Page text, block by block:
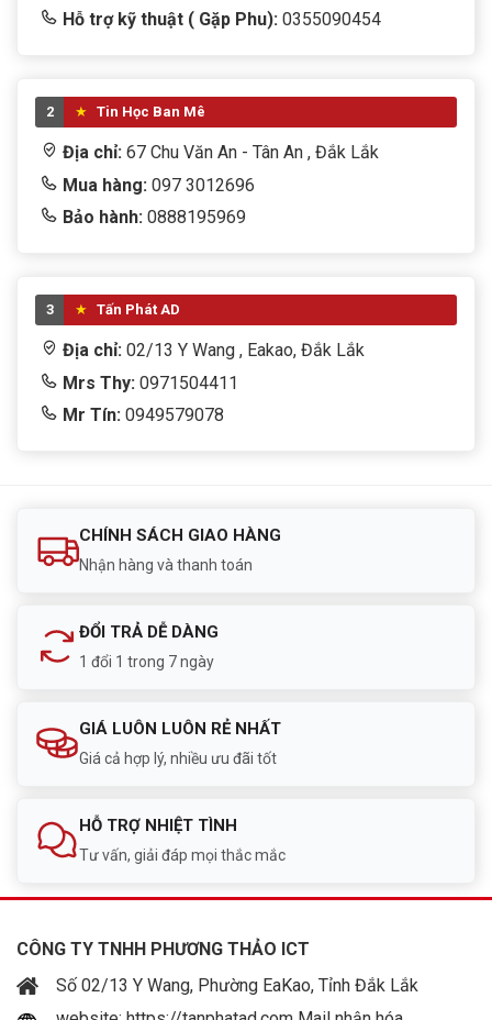
Hỗ trợ kỹ thuật ( Gặp Phu): 0355090454
2 Tin Học Ban Mê
Địa chỉ: 67 Chu Văn An - Tân An , Đắk Lắk
Mua hàng: 097 3012696
Bảo hành: 0888195969
3 Tấn Phát AD
Địa chỉ: 02/13 Y Wang , Eakao, Đắk Lắk
Mrs Thy: 0971504411
Mr Tín: 0949579078
CHÍNH SÁCH GIAO HÀNG
Nhận hàng và thanh toán
ĐỔI TRẢ DỄ DÀNG
1 đổi 1 trong 7 ngày
GIÁ LUÔN LUÔN RẺ NHẤT
Giá cả hợp lý, nhiều ưu đãi tốt
HỖ TRỢ NHIỆT TÌNH
Tư vấn, giải đáp mọi thắc mắc
CÔNG TY TNHH PHƯƠNG THẢO ICT
Số 02/13 Y Wang, Phường EaKao, Tỉnh Đắk Lắk